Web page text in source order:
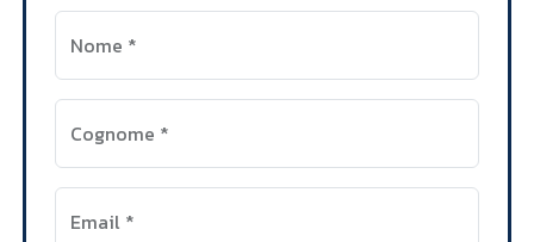
Nome *
Cognome *
Email *